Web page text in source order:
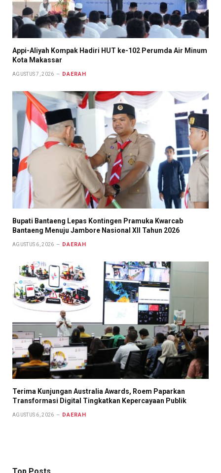
Appi-Aliyah Kompak Hadiri HUT ke-102 Perumda Air Minum
Kota Makassar
AGUSTUS 7, 2026 DAERAH
Bupati Bantaeng Lepas Kontingen Pramuka Kwarcab
Bantaeng Menuju Jambore Nasional XII Tahun 2026
AGUSTUS 6, 2026 DAERAH
Terima Kunjungan Australia Awards, Roem Paparkan
Transformasi Digital Tingkatkan Kepercayaan Publik
AGUSTUS 6, 2026 DAERAH